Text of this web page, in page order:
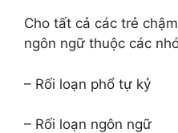
Cho tất cả các trẻ
ngôn ngữ thuộc các
– Rối loạn phổ tự kỷ
– Rối loạn ngôn ngữ